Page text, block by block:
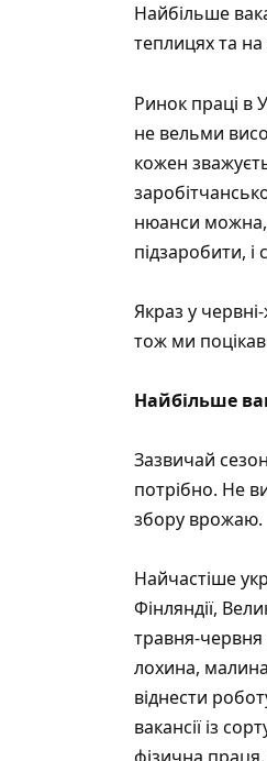
Найбільше
теплицях та на
Ринок праці в
не вельми
кожен
нюанси можна,
підзаробити, і
Якраз у
тож ми
Найбільше
Зазвичай
потрібно. Не
збору врожаю.
Найчастіше
Фінляндії,
травня-
лохина,
віднести
вакансії із